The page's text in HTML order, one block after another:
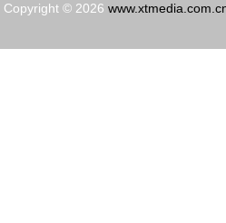
Copyright © 2026